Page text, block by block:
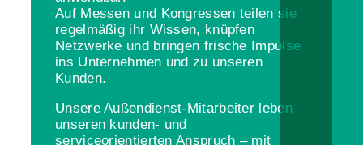
Auf Messen und Kongressen teilen sie
regelmäßig ihr Wissen, knüpfen
Netzwerke und bringen frische Impulse
ins Unternehmen und zu unseren
Kunden.
Unsere Außendienst-Mitarbeiter leben
unseren kunden- und
serviceorientierten Anspruch – mit